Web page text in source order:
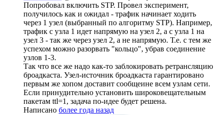
Попробовал включить STP. Провел эксперимент,
получилось как и ожидал - трафик начинает ходить
через 1 узел (выбранный по алгоритму STP). Например,
трафик с узла 1 идет напрямую на узел 2, а с узла 1 на
узел 3 - так же через узел 2, а не напрямую. Т.е. с тем же
успехом можно разорвать "кольцо", убрав соединение
узлов 1-3.
Так что все же надо как-то заблокировать ретрансляцию
броадкаста. Узел-источник броадкаста гарантировано
первым же хопом доставит сообщеине всем узлам сети.
Если принудительно установить широковещательным
пакетам ttl=1, задача по-идее будет решена.
Написано более года назад